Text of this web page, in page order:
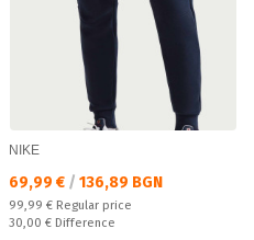
NIKE
Текуща цена:
69,99 € / 136,89 BGN
Regular price:
99,99 € Regular price
Спестявате:
30,00 € Difference